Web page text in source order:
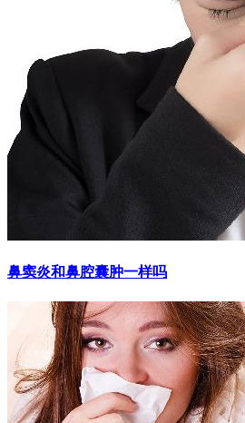
鼻窦炎和鼻腔囊肿一样吗